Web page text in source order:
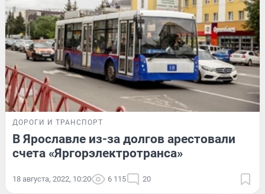
ДОРОГИ И ТРАНСПОРТ
В Ярославле из-за долгов арестовали
счета «Яргорэлектротранса»
18 августа, 2022, 10:20 6 115 20